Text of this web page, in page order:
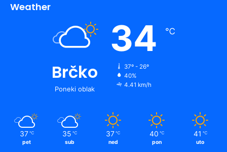
Weather
Brčko
Poneki oblak
34 ℃
37º - 26º
40%
4.41 km/h
37 ℃
pet
35 ℃
sub
37 ℃
ned
40 ℃
pon
41 ℃
uto